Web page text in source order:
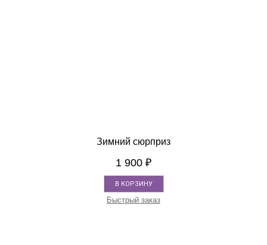
Зимний сюрприз
1 900 ₽
В КОРЗИНУ
Быстрый заказ